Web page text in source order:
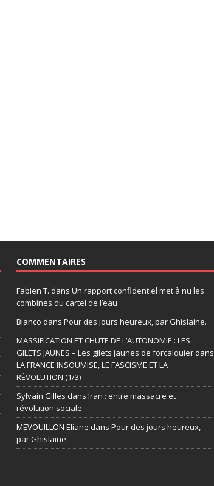
COMMENTAIRES
Fabien T. dans Un rapport confidentiel met à nu les
combines du cartel de l’eau
Bianco dans Pour des jours heureux, par Ghislaine.
MASSIFICATION ET CHUTE DE L’AUTONOMIE : LES
GILETS JAUNES – Les gilets jaunes de forcalquierdans
LA FRANCE INSOUMISE, LE FASCISME ET LA
RÉVOLUTION (1/3)
Sylvain Gilles dans Iran : entre massacre et
révolution sociale
MEVOUILLON Eliane dans Pour des jours heureux,
par Ghislaine.